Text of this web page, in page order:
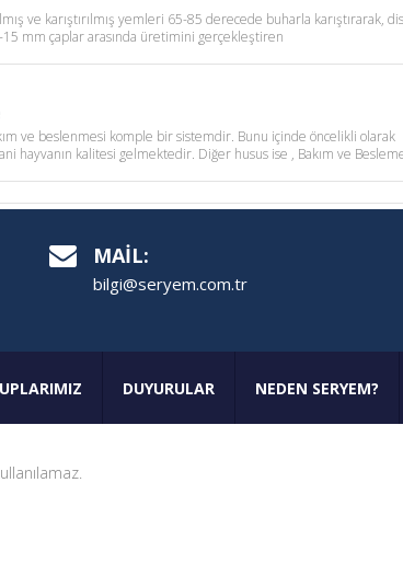
ve karıştırılmış yemleri 65-85 derecede buharla karıştırarak,
15 mm çaplar arasında üretimini gerçekleştiren
ve beslenmesi komple bir sistemdir. Bunu içinde öncelikli olarak
hayvanın kalitesi gelmektedir. Diğer husus ise , Bakım ve
MAİL:
bilgi@seryem.com.tr
DUYURULAR NEDEN SERYEM?